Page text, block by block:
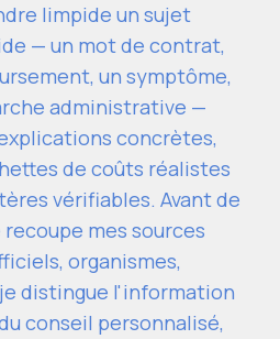
limpide un sujet
— un mot de contrat,
un symptôme,
administrative —
concrètes,
de coûts réalistes
vérifiables. Avant de
mes sources
organismes,
distingue l'information
conseil personnalisé,